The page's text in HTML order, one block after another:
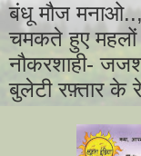
बंधू मौज
चमकते हुए महलों
नौकरशाही-
बुलेटी रफ़्तार के